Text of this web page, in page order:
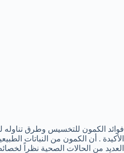
فوائد الكمون للتخسيس وطرق تناوله
الأكيدة . أن الكمون من النباتات
العديد من الحالات الصحية نظراً